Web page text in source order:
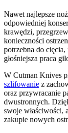
Nawet najlepsze
odpowiedniej
krawędzi,
konieczności
potrzebna do
głośniejsza praca
W Cutman Knives
szlifowanie z
oraz przywracanie
dwustronnych.
swoje właściwości,
zakupie nowych